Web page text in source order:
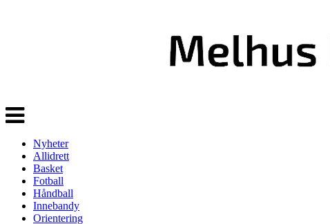
Veksle
navigasjon
Nyheter
Allidrett
Basket
Fotball
Håndball
Innebandy
Orientering